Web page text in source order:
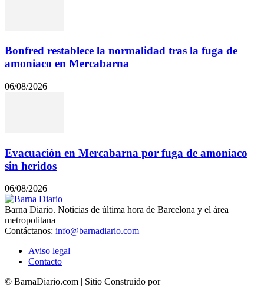
Bonfred restablece la normalidad tras la fuga de
amoniaco en Mercabarna
06/08/2026
Evacuación en Mercabarna por fuga de amoníaco
sin heridos
06/08/2026
Barna Diario. Noticias de última hora de Barcelona y el área
metropolitana
Contáctanos: info@barnadiario.com
Aviso legal
Contacto
© BarnaDiario.com | Sitio Construido por